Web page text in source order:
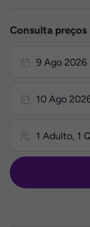
Consulta